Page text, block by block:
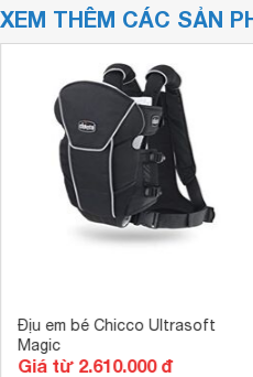
XEM THÊM CÁC SẢN
Địu em bé Chicco Ultrasoft
Magic
Giá từ 2.610.000 đ